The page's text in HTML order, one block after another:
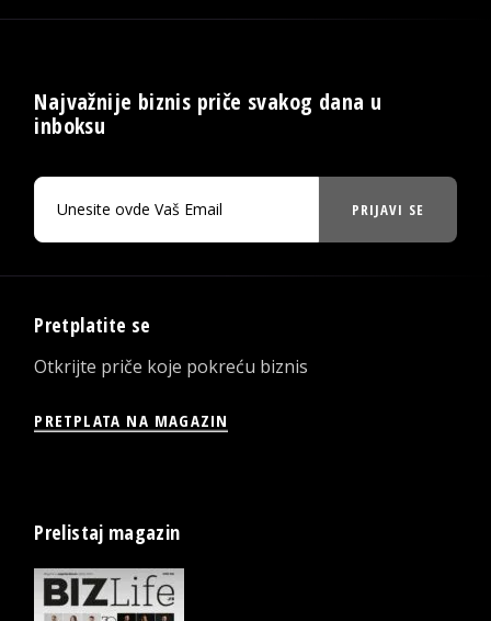
Najvažnije biznis priče svakog dana u
inboksu
PRIJAVI SE
Pretplatite se
Otkrijte priče koje pokreću biznis
PRETPLATA NA MAGAZIN
Prelistaj magazin